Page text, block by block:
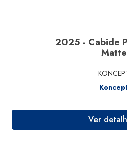
Ver
2025 - Cabide
Matte